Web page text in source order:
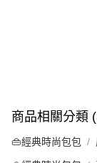
商品相關分類
👜經典時尚包包